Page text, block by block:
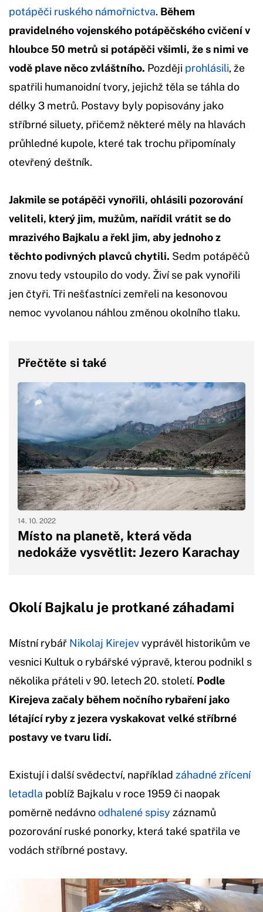
potápěči ruského námořnictva. Během
pravidelného vojenského potápěčského cvičení v
hloubce 50 metrů si potápěči všimli, že s nimi ve
vodě plave něco zvláštního. Později prohlásili, že
spatřili humanoidní tvory, jejichž těla se táhla do
délky 3 metrů. Postavy byly popisovány jako
stříbrné siluety, přičemž některé měly na hlavách
průhledné kupole, které tak trochu připomínaly
otevřený deštník.
Jakmile se potápěči vynořili, ohlásili pozorování
veliteli, který jim, mužům, nařídil vrátit se do
mrazivého Bajkalu a řekl jim, aby jednoho z
těchto podivných plavců chytili. Sedm potápěčů
znovu tedy vstoupilo do vody. Živí se pak vynořili
jen čtyři. Tři nešťastníci zemřeli na kesonovou
nemoc vyvolanou náhlou změnou okolního tlaku.
Přečtěte si také
Místo na planetě, která věda
nedokáže vysvětlit: Jezero Karachay
14. 10. 2022
Okolí Bajkalu je protkané záhadami
Místní rybář Nikolaj Kirejevvyprávěl historikům ve
vesnici Kultuk o rybářské výpravě, kterou podnikl s
několika přáteli v 90. letech 20. století. Podle
Kirejeva začaly během nočního rybaření jako
létající ryby z jezera vyskakovat velké stříbrné
postavy ve tvaru lidí.
Existují i další svědectví, například záhadné zřícení
letadla poblíž Bajkalu v roce 1959 či naopak
poměrně nedávnoodhalené spisy záznamů
pozorování ruské ponorky, která také spatřila ve
vodách stříbrné postavy.